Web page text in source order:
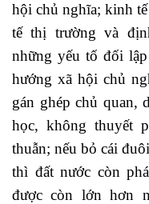
hội chủ nghĩa; kinh
tế thị trường và
những yếu tố đối
hướng xã hội chủ
gán ghép chủ quan,
học, không thuyết
thuẫn; nếu bỏ cái
thì đất nước còn
được còn lớn hơn